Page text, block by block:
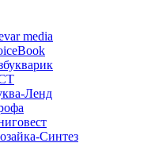
media
Ленд
Синтез